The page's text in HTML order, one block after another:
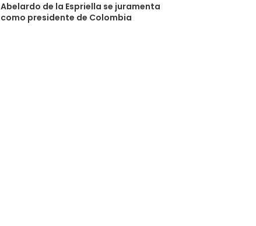
Abelardo de la Espriella se juramenta
como presidente de Colombia